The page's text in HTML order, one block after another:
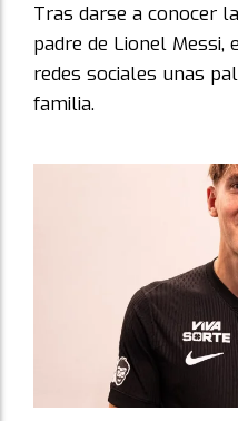
Tras darse a conocer
padre de Lionel
redes sociales unas
familia.